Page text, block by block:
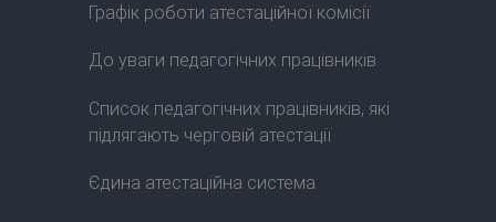
Графік роботи атестаційної комісії
До уваги педагогічних працівників
Список педагогічних працівників, які
підлягають черговій атестації
Єдина атестаційна система